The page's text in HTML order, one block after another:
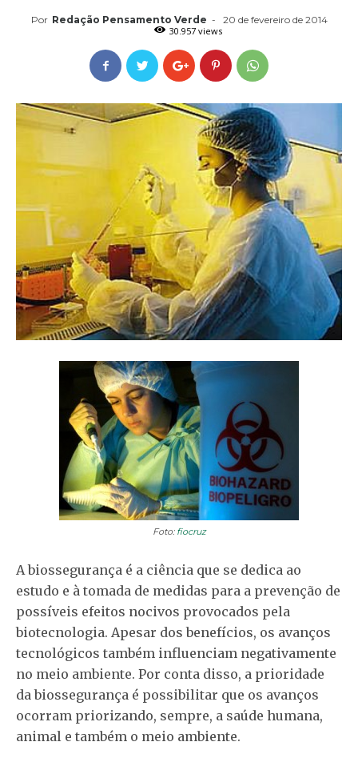
Por Redação Pensamento Verde -
20 de fevereiro de 2014
30.957 views
Foto: fiocruz
A biossegurança é a ciência que se dedica ao
estudo e à tomada de medidas para a prevenção de
possíveis efeitos nocivos provocados pela
biotecnologia. Apesar dos benefícios, os avanços
tecnológicos também influenciam negativamente
no meio ambiente. Por conta disso, a prioridade
da biossegurança é possibilitar que os avanços
ocorram priorizando, sempre, a saúde humana,
animal e também o meio ambiente.